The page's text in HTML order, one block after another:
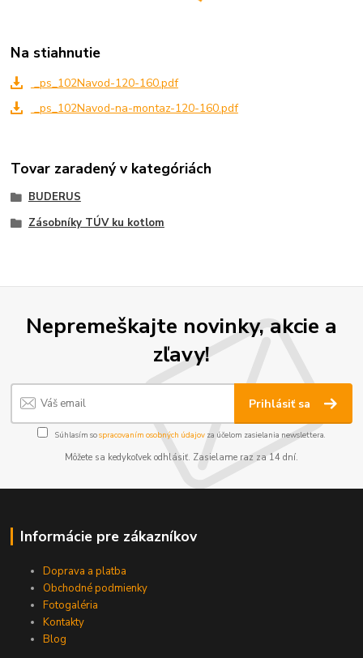
Na stiahnutie
_ps_102Navod-120-160.pdf
_ps_102Navod-na-montaz-120-160.pdf
Tovar zaradený v kategóriách
BUDERUS
Zásobníky TÚV ku kotlom
Nepremeškajte novinky, akcie a
zľavy!
Prihlásiť sa
Súhlasím sospracovaním osobných údajov za účelom zasielania newslettera.
Môžete sa kedykoľvek odhlásiť. Zasielame raz za 14 dní.
Informácie pre zákazníkov
Doprava a platba
Obchodné podmienky
Fotogaléria
Kontakty
Blog